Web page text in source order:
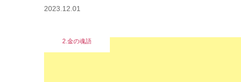
2023.12.01
2.金の魂語